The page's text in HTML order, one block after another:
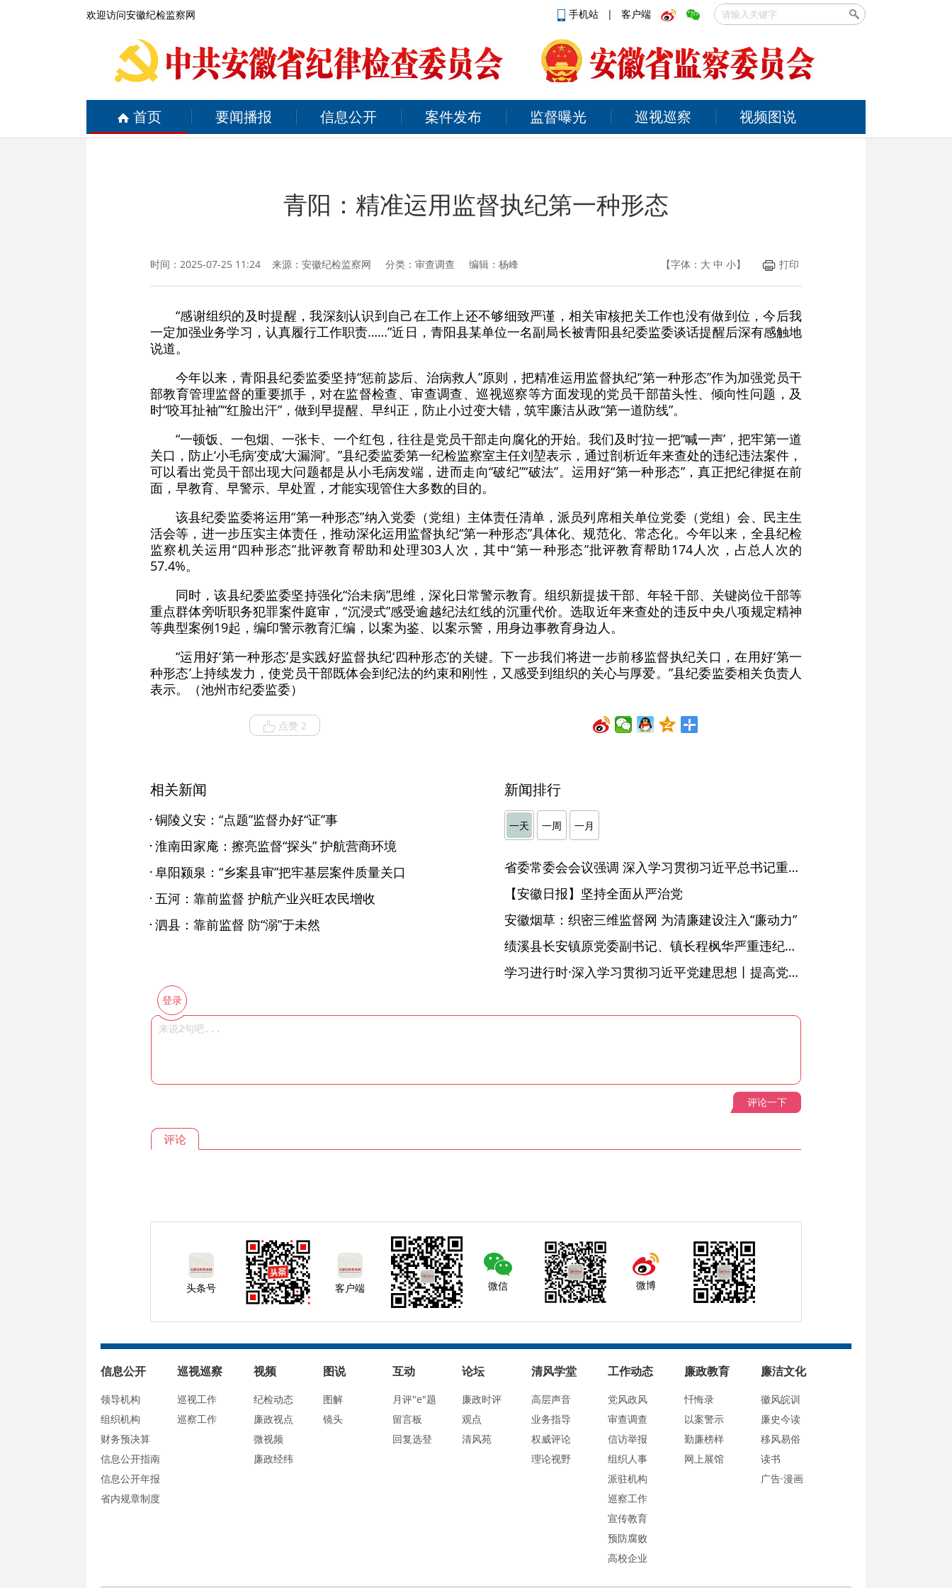
欢迎访问安徽纪检监察网 手机站 | 客户端
首页 要闻播报 信息公开 案件发布 监督曝光 巡视巡察 视频图说
青阳：精准运用监督执纪第一种形态
时间：2025-07-25 11:24 来源： 安徽纪检监察网 分类：审查调查 编辑：杨峰 【字体： 大 中 小】 打印
“感谢组织的及时提醒，我深刻认识到自己在工作上还不够细致严谨，相关审核把关工作也没有做到位，今后我
一定加强业务学习，认真履行工作职责……”近日，青阳县某单位一名副局长被青阳县纪委监委谈话提醒后深有感触地
说道。
今年以来，青阳县纪委监委坚持“惩前毖后、治病救人”原则，把精准运用监督执纪“第一种形态”作为加强党员干
部教育管理监督的重要抓手，对在监督检查、审查调查、巡视巡察等方面发现的党员干部苗头性、倾向性问题，及
时“咬耳扯袖”“红脸出汗”，做到早提醒、早纠正，防止小过变大错，筑牢廉洁从政“第一道防线”。
“一顿饭、一包烟、一张卡、一个红包，往往是党员干部走向腐化的开始。我们及时‘拉一把’‘喊一声’，把牢第一道
关口，防止‘小毛病’变成‘大漏洞’。”县纪委监委第一纪检监察室主任刘堃表示，通过剖析近年来查处的违纪违法案件，
可以看出党员干部出现大问题都是从小毛病发端，进而走向“破纪”“破法”。运用好“第一种形态”，真正把纪律挺在前
面，早教育、早警示、早处置，才能实现管住大多数的目的。
该县纪委监委将运用“第一种形态”纳入党委（党组）主体责任清单，派员列席相关单位党委（党组）会、民主生
活会等，进一步压实主体责任，推动深化运用监督执纪“第一种形态”具体化、规范化、常态化。今年以来，全县纪检
监察机关运用“四种形态”批评教育帮助和处理303人次，其中“第一种形态”批评教育帮助174人次，占总人次的
57.4%。
同时，该县纪委监委坚持强化“治未病”思维，深化日常警示教育。组织新提拔干部、年轻干部、关键岗位干部等
重点群体旁听职务犯罪案件庭审，“沉浸式”感受逾越纪法红线的沉重代价。选取近年来查处的违反中央八项规定精神
等典型案例19起，编印警示教育汇编，以案为鉴、以案示警，用身边事教育身边人。
“运用好‘第一种形态’是实践好监督执纪‘四种形态’的关键。下一步我们将进一步前移监督执纪关口，在用好‘第一
种形态’上持续发力，使党员干部既体会到纪法的约束和刚性，又感受到组织的关心与厚爱。”县纪委监委相关负责人
表示。（池州市纪委监委）
点赞 2
相关新闻
铜陵义安：“点题”监督办好“证”事
淮南田家庵：擦亮监督“探头” 护航营商环境
阜阳颍泉：“乡案县审”把牢基层案件质量关口
五河：靠前监督 护航产业兴旺农民增收
泗县：靠前监督 防“溺”于未然
新闻排行
一天 一周 一月
省委常委会会议强调 深入学习贯彻习近平总书记重要讲话精神 以高质量党建引领高质量发展 梁言顺主持并讲话
【安徽日报】坚持全面从严治党
安徽烟草：织密三维监督网 为清廉建设注入“廉动力”
绩溪县长安镇原党委副书记、镇长程枫华严重违纪违法被开除党籍和公职
学习进行时·深入学习贯彻习近平党建思想丨提高党的战斗力的法宝
登录
评论一下
评论
头条号 客户端 微信 微博
信息公开
领导机构
组织机构
财务预决算
信息公开指南
信息公开年报
省内规章制度
巡视巡察
巡视工作
巡察工作
视频
纪检动态
廉政视点
微视频
廉政经纬
图说
图解
镜头
互动
月评"e"题
留言板
回复选登
论坛
廉政时评
观点
清风苑
清风学堂
高层声音
业务指导
权威评论
理论视野
工作动态
党风政风
审查调查
信访举报
组织人事
派驻机构
巡察工作
宣传教育
预防腐败
高校企业
廉政教育
忏悔录
以案警示
勤廉榜样
网上展馆
廉洁文化
徽风皖训
廉史今读
移风易俗
读书
广告·漫画